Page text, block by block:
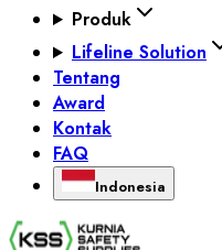
Produk
Lifeline Solution
Tentang
Award
Kontak
FAQ
Indonesia